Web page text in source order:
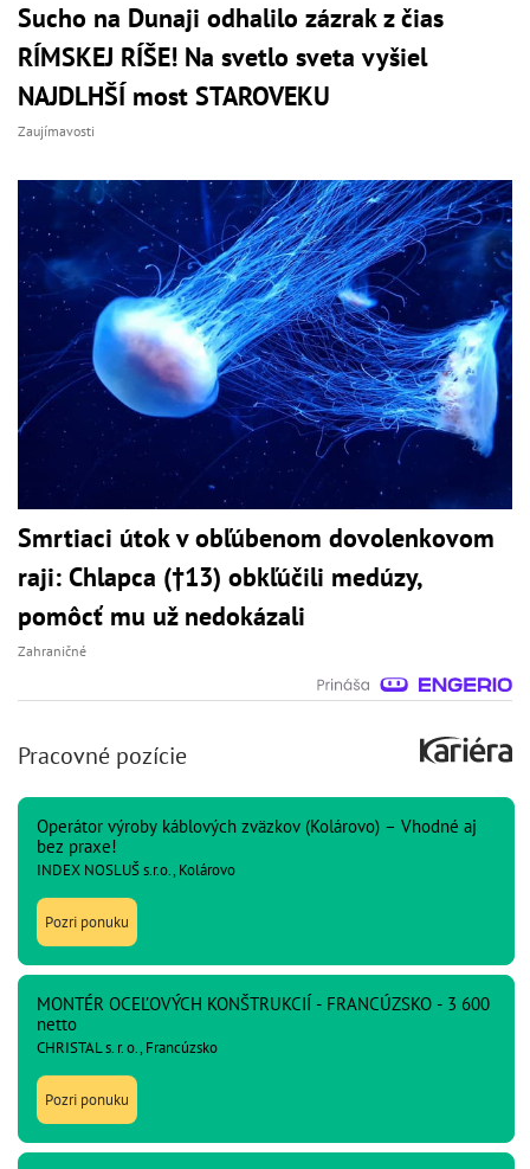
Sucho na Dunaji odhalilo zázrak z čias
RÍMSKEJ RÍŠE! Na svetlo sveta vyšiel
NAJDLHŠÍ most STAROVEKU
Zaujímavosti
Smrtiaci útok v obľúbenom dovolenkovom
raji: Chlapca (†13) obkľúčili medúzy,
pomôcť mu už nedokázali
Zahraničné
Pracovné pozície
Operátor výroby káblových zväzkov (Kolárovo) – Vhodné aj
bez praxe!
INDEX NOSLUŠ s.r.o., Kolárovo
Pozri ponuku
MONTÉR OCEĽOVÝCH KONŠTRUKCIÍ - FRANCÚZSKO - 3 600
netto
CHRISTAL s. r. o., Francúzsko
Pozri ponuku